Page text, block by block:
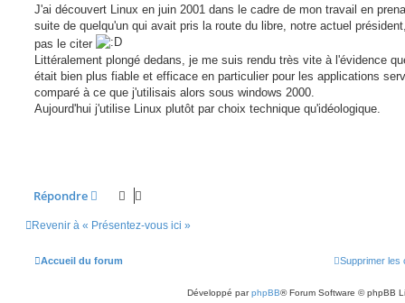
g
e
J'ai découvert Linux en juin 2001 dans le cadre de mon travail en
suite de quelqu'un qui avait pris la route du libre, notre actuel
pas le citer
Littéralement plongé dedans, je me suis rendu très vite à l'évidence
était bien plus fiable et efficace en particulier pour les applications
comparé à ce que j'utilisais alors sous windows 2000.
Aujourd'hui j'utilise Linux plutôt par choix technique qu'idéologique.
Répondre
Revenir à « Présentez-vous ici »
Accueil du forum Supprimer les
Développé parphpBB® Forum Software © phpBB